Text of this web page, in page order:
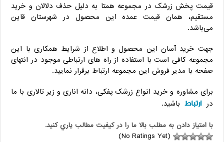
قیمت پخش زرشک در مجموعه همتا به دلیل حذف دلالان و خرید
مستقیم، همان قیمت عمده این محصول در شهرستان قاین
می‌باشد.
جهت خرید آسان این محصول و اطلاع از شرایط همکاری با این
مجموعه کافی است با استفاده از راه های ارتباطی موجود در انتهای
صفحه با مدیر فروش این مجموعه ارتباط برقرار نمایید.
برای مشاوره و خرید انواع زرشک پفکی، دانه اناری و زیر تالاری با ما
در ارتباط باشید.
با امتياز دادن به مطلب بالا ما را در کيفيت مطالب ياري کنيد.
(No Ratings Yet)